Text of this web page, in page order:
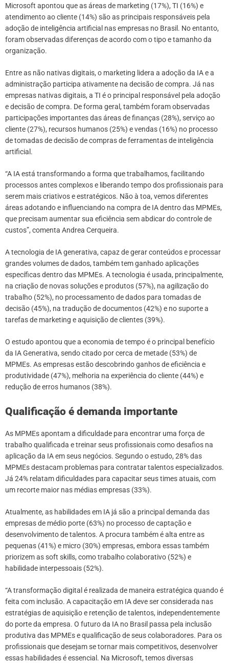
Microsoft apontou que as áreas de marketing (17%), TI (16%) e
atendimento ao cliente (14%) são as principais responsáveis pela
adoção de inteligência artificial nas empresas no Brasil. No entanto,
foram observadas diferenças de acordo com o tipo e tamanho da
organização.
Entre as não nativas digitais, o marketing lidera a adoção da IA e a
administração participa ativamente na decisão de compra. Já nas
empresas nativas digitais, a TI é o principal responsável pela adoção
e decisão de compra. De forma geral, também foram observadas
participações importantes das áreas de finanças (28%), serviço ao
cliente (27%), recursos humanos (25%) e vendas (16%) no processo
de tomadas de decisão de compras de ferramentas de inteligência
artificial.
“A IA está transformando a forma que trabalhamos, facilitando
processos antes complexos e liberando tempo dos profissionais para
serem mais criativos e estratégicos. Não à toa, vemos diferentes
áreas adotando e influenciando na compra de IA dentro das MPMEs,
que precisam aumentar sua eficiência sem abdicar do controle de
custos”, comenta Andrea Cerqueira.
A tecnologia de IA generativa, capaz de gerar conteúdos e processar
grandes volumes de dados, também tem ganhado aplicações
específicas dentro das MPMEs. A tecnologia é usada, principalmente,
na criação de novas soluções e produtos (57%), na agilização do
trabalho (52%), no processamento de dados para tomadas de
decisão (45%), na tradução de documentos (42%) e no suporte a
tarefas de marketing e aquisição de clientes (39%).
O estudo apontou que a economia de tempo é o principal benefício
da IA Generativa, sendo citado por cerca de metade (53%) de
MPMEs. As empresas estão descobrindo ganhos de eficiência e
produtividade (47%), melhoria na experiência do cliente (44%) e
redução de erros humanos (38%).
Qualificação é demanda importante
As MPMEs apontam a dificuldade para encontrar uma força de
trabalho qualificada e treinar seus profissionais como desafios na
aplicação da IA em seus negócios. Segundo o estudo, 28% das
MPMEs destacam problemas para contratar talentos especializados.
Já 24% relatam dificuldades para capacitar seus times atuais, com
um recorte maior nas médias empresas (33%).
Atualmente, as habilidades em IA já são a principal demanda das
empresas de médio porte (63%) no processo de captação e
desenvolvimento de talentos. A procura também é alta entre as
pequenas (41%) e micro (30%) empresas, embora essas também
priorizem as soft skills, como trabalho colaborativo (52%) e
habilidade interpessoais (52%).
“A transformação digital é realizada de maneira estratégica quando é
feita com inclusão. A capacitação em IA deve ser considerada nas
estratégias de aquisição e retenção de talentos, independentemente
do porte da empresa. O futuro da IA no Brasil passa pela inclusão
produtiva das MPMEs e qualificação de seus colaboradores. Para os
profissionais que desejam se tornar mais competitivos, desenvolver
essas habilidades é essencial. Na Microsoft, temos diversas